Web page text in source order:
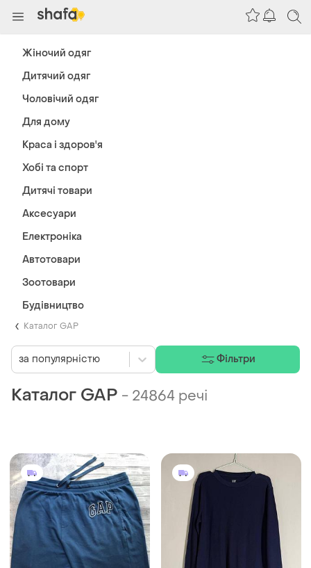
Каталог GAP
Каталог GAP - 24864 речі
за популярністю Фільтри
Жіночий одяг
Дитячий одяг
Чоловічий одяг
Для дому
Краса і здоров'я
Хобі та спорт
Дитячі товари
Аксесуари
Електроніка
Автотовари
Зоотовари
Будівництво